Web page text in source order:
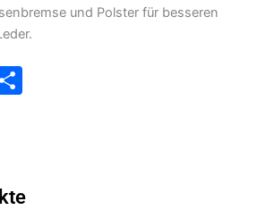
und Polster für besseren